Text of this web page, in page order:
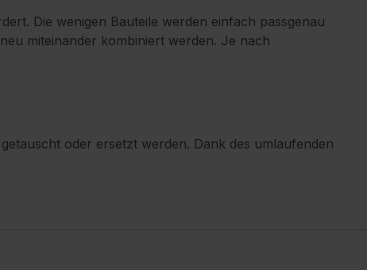
Die wenigen Bauteile werden einfach passgenau
miteinander kombiniert werden. Je nach
oder ersetzt werden. Dank des umlaufenden